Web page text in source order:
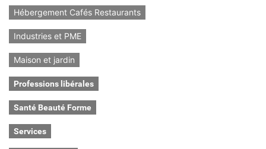
Hébergement Cafés Restaurants
Industries et PME
Maison et jardin
Professions libérales
Santé Beauté Forme
Services